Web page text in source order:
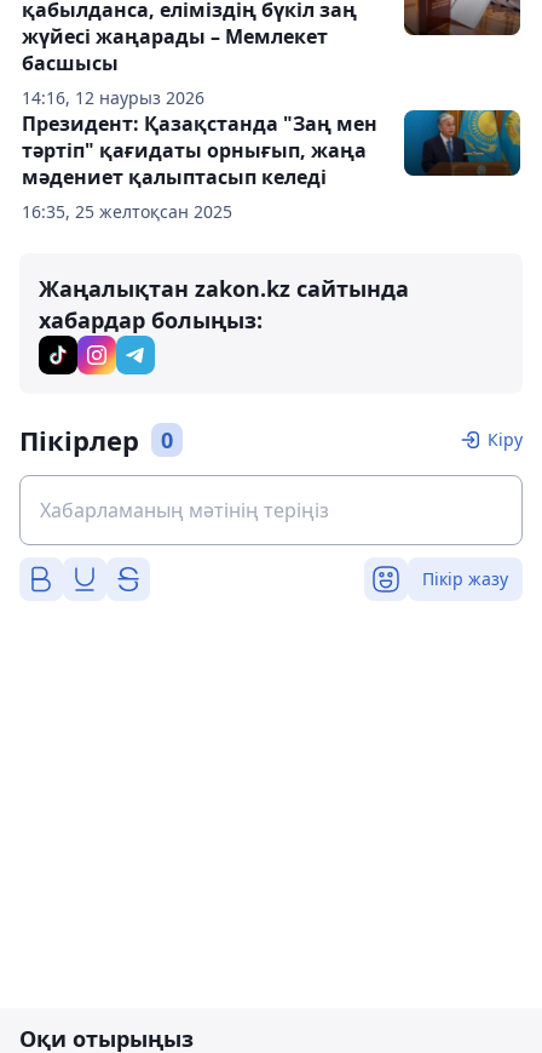
14:16, 12 наурыз 2026
қабылданса, еліміздің бүкіл заң
жүйесі жаңарады – Мемлекет
басшысы
16:35, 25 желтоқсан 2025
Президент: Қазақстанда "Заң мен
тәртіп" қағидаты орнығып, жаңа
мәдениет қалыптасып келеді
Жаңалықтан zakon.kz сайтында
хабардар болыңыз:
Пікірлер 0 Кіру
Пікір жазу
Оқи отырыңыз